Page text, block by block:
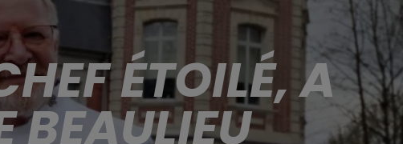
ÉTOILÉ, A
BEAULIEU